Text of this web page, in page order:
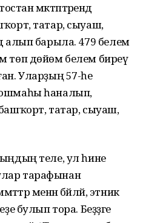
мәктәптәрендә
татар, сыуаш,
алып барыла. 479 белем
төп дөйөм белем биреү
Уларҙың 57-һе
һаналып,
татар, сыуаш,
теле, ул һине
тарафынан
менән бәйләй, этник
булып тора. Беҙҙәге